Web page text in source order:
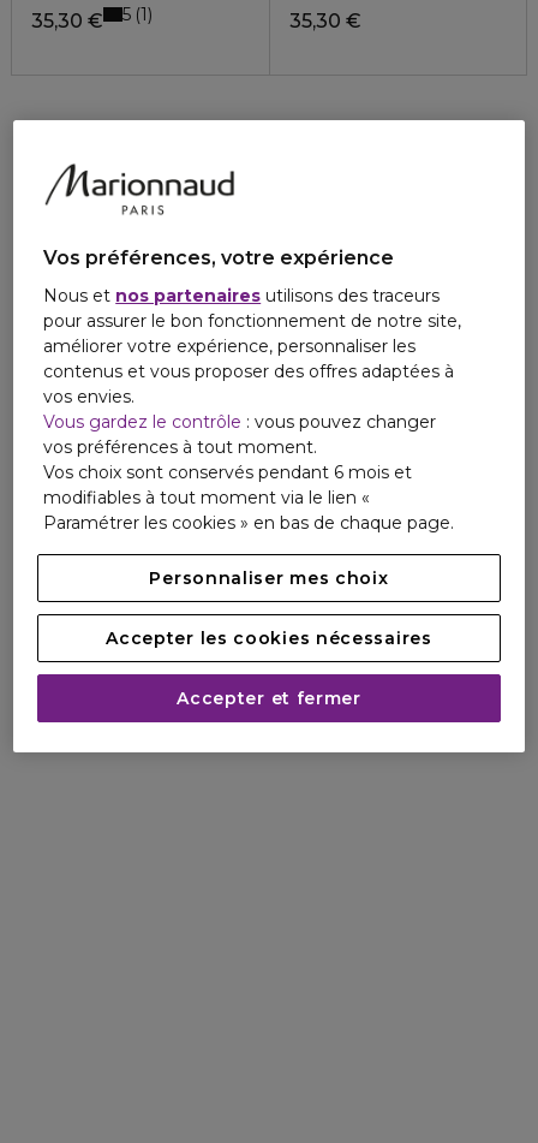
35,30 € 5 1 35,30 €
Vos préférences, votre expérience
Nous et nos partenaires utilisons des traceurs
pour assurer le bon fonctionnement de notre site,
améliorer votre expérience, personnaliser les
contenus et vous proposer des offres adaptées à
vos envies.
Vous gardez le contrôle : vous pouvez changer
vos préférences à tout moment.
Vos choix sont conservés pendant 6 mois et
modifiables à tout moment via le lien «
Paramétrer les cookies » en bas de chaque page.
Personnaliser mes choix
Accepter les cookies nécessaires
Accepter et fermer